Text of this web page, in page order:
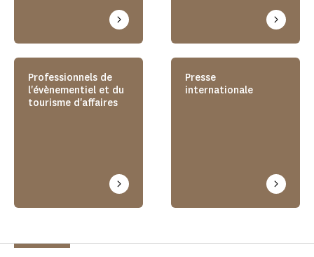
Professionnels de
l'évènementiel et du
tourisme d'affaires
Presse
internationale